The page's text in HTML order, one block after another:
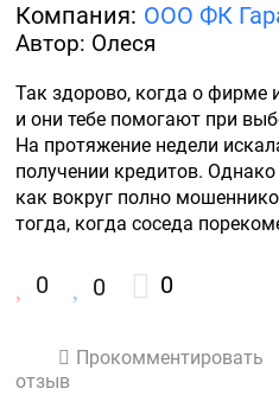
Компания: ООО ФК
Автор: Олеся
Так здорово, когда о фирме
и они тебе помогают при
На протяжение недели
получении кредитов.
как вокруг полно
тогда, когда соседа
0 0 0
Прокомментировать
отзыв